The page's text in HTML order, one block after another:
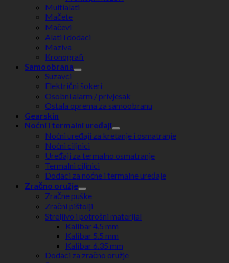
Multialati
Mačete
Mačevi
Alati i dodaci
Maziva
Kronografi
Samoobrana
Suzavci
Električni šokeri
Osobni alarm / privjesak
Ostala oprema za samoobranu
Gearskin
Noćni i termalni uređaji
Noćni uređaji za kretanje i osmatranje
Noćni ciljnici
Uređaji za termalno osmatranje
Termalni ciljnici
Dodaci za noćne i termalne uređaje
Zračno oružje
Zračne puške
Zračni pištolji
Streljivo i potrošni materijal
Kalibar 4.5 mm
Kalibar 5.5 mm
Kalibar 6.35 mm
Dodaci za zračno oružje